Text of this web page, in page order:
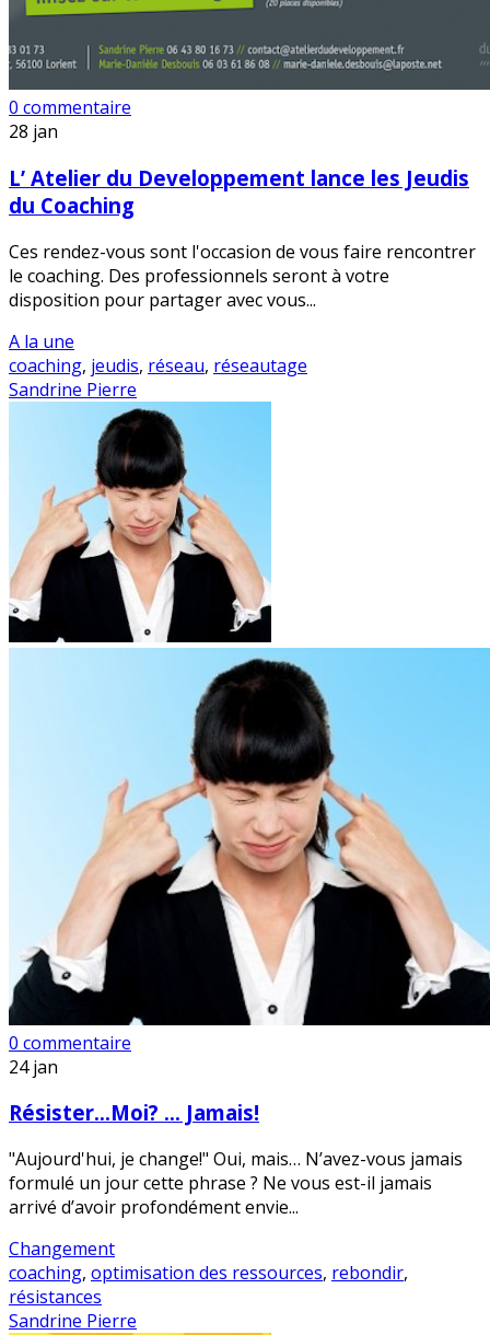
0 commentaire
28 jan
L’ Atelier du Developpement lance les Jeudis
du Coaching
Ces rendez-vous sont l'occasion de vous faire rencontrer
le coaching. Des professionnels seront à votre
disposition pour partager avec vous...
A la une
coaching, jeudis, réseau, réseautage
Sandrine Pierre
0 commentaire
24jan
Résister…Moi? … Jamais!
"Aujourd'hui, je change!" Oui, mais… N’avez-vous jamais
formulé un jour cette phrase ? Ne vous est-il jamais
arrivé d’avoir profondément envie...
Changement
coaching, optimisation des ressources, rebondir,
résistances
Sandrine Pierre